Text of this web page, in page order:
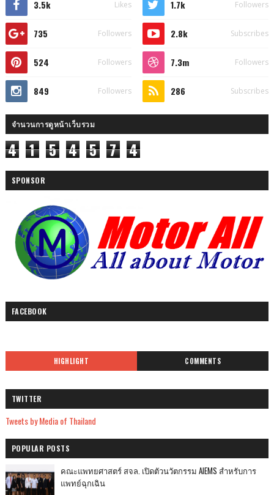
3.5k Likes 1.7k Followers
735 Followers 2.8k Subscribes
524 Followers 7.3m Followers
849 Followers 286 Subscribes
จำนวนการดูหน้าเว็บรวม
4 1 5 4 5 7 4
SPONSOR
FACEBOOK
HIGHLIGHT COMMENTS
TWITTER
Tweets by Media of Thailand
POPULAR POSTS
คณะแพทยศาสตร์ สจล. เปิดตัวนวัตกรรม AIEMS สำหรับการ
แพทย์ฉุกเฉิน